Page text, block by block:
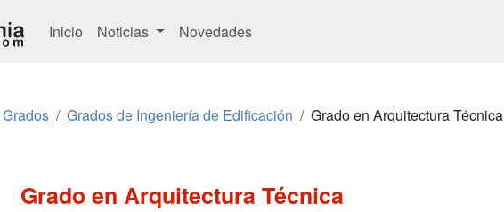
Inicio Noticias Novedades
Grados Grados de Ingeniería de Edificación Grado en Arquitectura Técnica
Grado en Arquitectura Técnica